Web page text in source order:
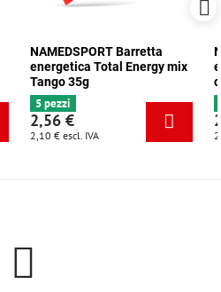
NAMEDSPORT Barretta
energetica Total Energy mix
Tango 35g
5 pezzi
2,56 €
2,10 € escl. IVA